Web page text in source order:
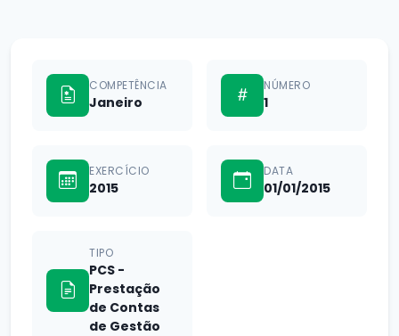
COMPETÊNCIA
Janeiro
NÚMERO
1
EXERCÍCIO
2015
DATA
01/01/2015
TIPO
PCS -
Prestação
de Contas
de Gestão